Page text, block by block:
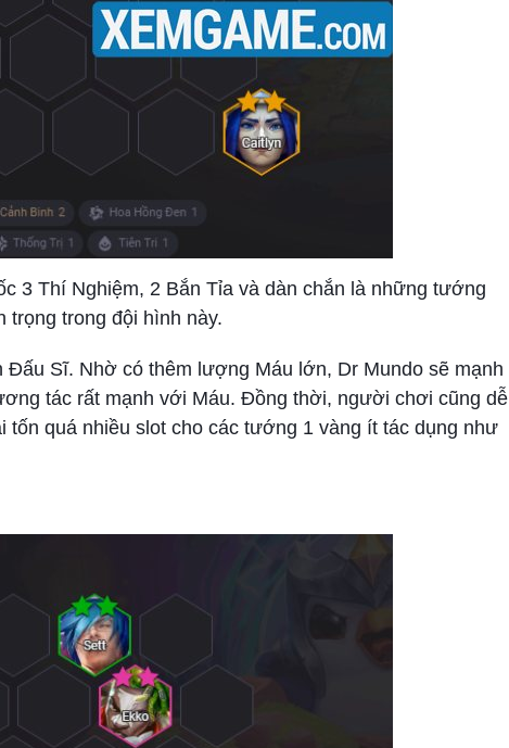
3 Thí Nghiệm, 2 Bắn Tỉa và dàn chắn là những tướng
trọng trong đội hình này.
Sĩ. Nhờ có thêm lượng Máu lớn, Dr Mundo sẽ mạnh
tác rất mạnh với Máu. Đồng thời, người chơi cũng dễ
quá nhiều slot cho các tướng 1 vàng ít tác dụng như